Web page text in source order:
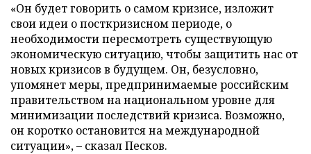
«Он будет говорить о самом кризисе, изложит
свои идеи о посткризисном периоде, о
необходимости пересмотреть существующую
экономическую ситуацию, чтобы защитить нас от
новых кризисов в будущем. Он, безусловно,
упомянет меры, предпринимаемые российским
правительством на национальном уровне для
минимизации последствий кризиса. Возможно,
он коротко остановится на международной
ситуации», – сказал Песков.